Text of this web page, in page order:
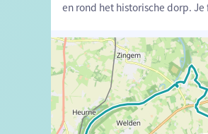
en rond het historische dorp.